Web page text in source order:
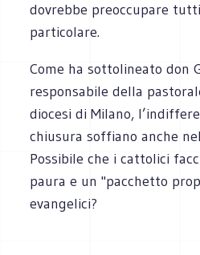
dovrebbe preoccupare
particolare.
Come ha sottolineato don
responsabile della
diocesi di Milano,
chiusura soffiano anche
Possibile che i cattolici
paura e un "pacchetto
evangelici?